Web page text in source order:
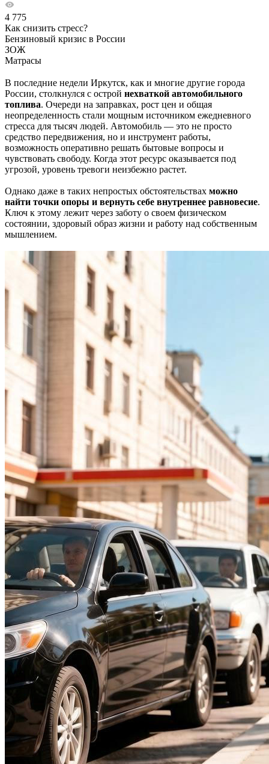
4 775
Как снизить стресс?
Бензиновый кризис в России
ЗОЖ
Матрасы
В последние недели Иркутск, как и многие другие города
России, столкнулся с острой нехваткой автомобильного
топлива. Очереди на заправках, рост цен и общая
неопределенность стали мощным источником ежедневного
стресса для тысяч людей. Автомобиль — это не просто
средство передвижения, но и инструмент работы,
возможность оперативно решать бытовые вопросы и
чувствовать свободу. Когда этот ресурс оказывается под
угрозой, уровень тревоги неизбежно растет.
Однако даже в таких непростых обстоятельствах можно
найти точки опоры и вернуть себе внутреннее равновесие.
Ключ к этому лежит через заботу о своем физическом
состоянии, здоровый образ жизни и работу над собственным
мышлением.